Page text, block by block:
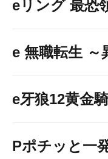
eリング 最恐
e 無職転生 ～
e牙狼12黄金
Pポチッと一